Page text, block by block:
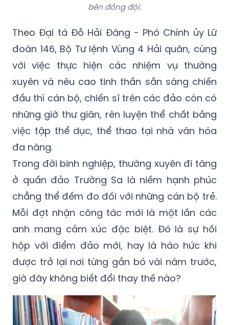
bên đồng đội.
Theo Đại tá Đỗ Hải Đăng - Phó Chính ủy Lữ
đoàn 146, Bộ Tư lệnh Vùng 4 Hải quân, cùng
với việc thực hiện các nhiệm vụ thường
xuyên và nêu cao tinh thần sẵn sàng chiến
đấu thì cán bộ, chiến sĩ trên các đảo còn có
những giờ thư giãn, rèn luyện thể chất bằng
việc tập thể dục, thể thao tại nhà văn hóa
đa năng.
Trong đời binh nghiệp, thường xuyên đi tăng
ở quần đảo Trường Sa là niềm hạnh phúc
chẳng thể đếm đo đối với những cán bộ trẻ.
Mỗi đợt nhận công tác mới là một lần các
anh mang cảm xúc đặc biệt. Đó là sự hồi
hộp với điểm đảo mới, hay là háo hức khi
được trở lại nơi từng gắn bó vài năm trước,
giờ đây không biết đổi thay thế nào?